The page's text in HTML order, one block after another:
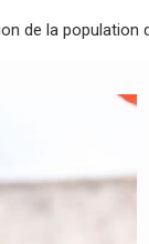
de la population